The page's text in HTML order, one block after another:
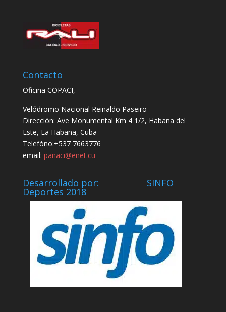
Contacto
Oficina COPACI,
Velódromo Nacional Reinaldo Paseiro
Dirección: Ave Monumental Km 4 1/2, Habana del
Este, La Habana, Cuba
Telefóno:+537 7663776
email: panaci@enet.cu
Desarrollado por: SINFO
Deportes 2018